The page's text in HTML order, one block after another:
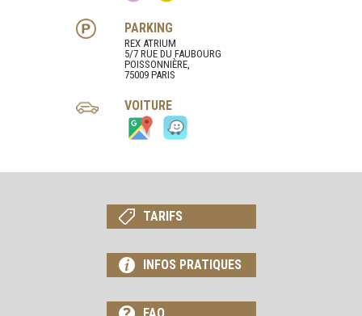
PARKING
REX ATRIUM
5/7 RUE DU FAUBOURG
POISSONNIÈRE,
75009 PARIS
VOITURE
TARIFS
INFOS PRATIQUES